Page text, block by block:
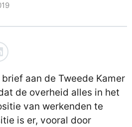
aan de Tweede Kamer
de overheid alles in het
van werkenden te
is er, vooral door